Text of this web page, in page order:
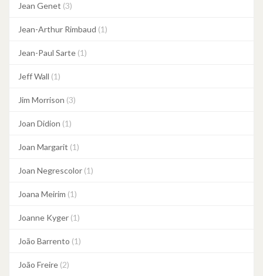
Jean Genet (3)
Jean-Arthur Rimbaud (1)
Jean-Paul Sarte (1)
Jeff Wall (1)
Jim Morrison (3)
Joan Didion (1)
Joan Margarit (1)
Joan Negrescolor (1)
Joana Meirim (1)
Joanne Kyger (1)
João Barrento (1)
João Freire (2)